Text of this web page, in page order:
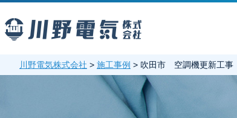
川野電気株式会社 > 施工事例 > 吹田市 空調機更新工事